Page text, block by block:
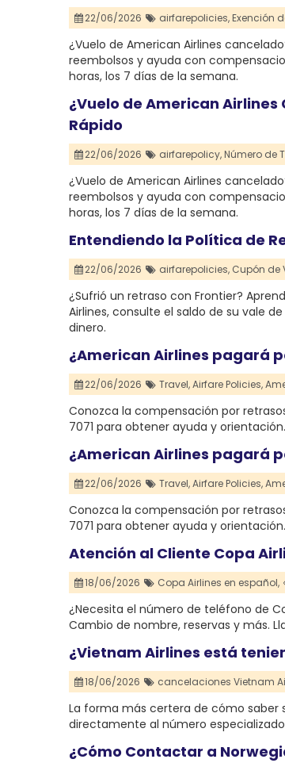
22/06/2026 airfarepolicies,Exención
¿Vuelo de American Airlines
reembolsos y ayuda con
horas, los 7 días de la semana.
¿Vuelo de American
Rápido
22/06/2026 airfarepolicy,Número de
¿Vuelo de American Airlines
reembolsos y ayuda con
horas, los 7 días de la semana.
Entendiendo la Política de
22/06/2026 airfarepolicies, Cupón de
¿Sufrió un retraso con Frontier?
Airlines, consulte el saldo de su vale
dinero.
¿American Airlines pagará
22/06/2026 Travel,Airfare Policies,
Conozca la compensación por
7071 para obtener ayuda y orientación.
¿American Airlines pagará
22/06/2026 Travel,Airfare Policies,
Conozca la compensación por
7071 para obtener ayuda y orientación.
Atención al Cliente Copa
18/06/2026 Copa Airlines en español,
¿Necesita el número de teléfono de
Cambio de nombre, reservas y más.
¿Vietnam Airlines está
18/06/2026 cancelaciones Vietnam
La forma más certera de cómo saber
directamente al número
¿Cómo Contactar a